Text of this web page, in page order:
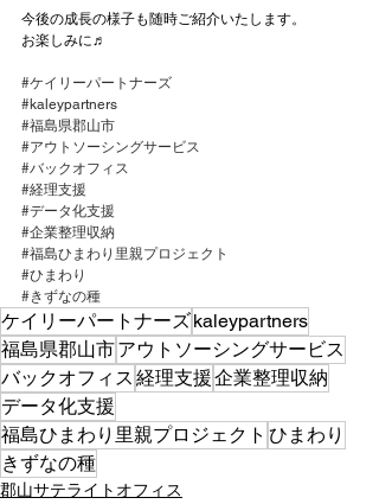
今後の成長の様子も随時ご紹介いたします。
お楽しみに♬
#ケイリーパートナーズ
#kaleypartners
#福島県郡山市
#アウトソーシングサービス
#バックオフィス
#経理支援
#データ化支援
#企業整理収納
#福島ひまわり里親プロジェクト
#ひまわり
#きずなの種
ケイリーパートナーズkaleypartners
福島県郡山市アウトソーシングサービス
バックオフィス 経理支援企業整理収納
データ化支援
福島ひまわり里親プロジェクト ひまわり
きずなの種
郡山サテライトオフィス